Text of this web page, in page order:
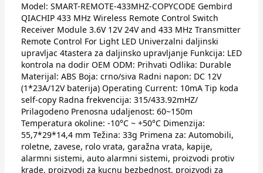
Model: SMART-REMOTE-433MHZ-COPYCODE Gembird
QIACHIP 433 MHz Wireless Remote Control Switch
Receiver Module 3.6V 12V 24V and 433 MHz Transmitter
Remote Control For Light LED Univerzalni daljinski
upravljac 4tastera za daljinsko upravljanje Funkcija: LED
kontrola na dodir OEM ODM: Prihvati Odlika: Durable
Materijal: ABS Boja: crno/siva Radni napon: DC 12V
(1*23A/12V baterija) Operating Current: 10mA Tip koda
self-copy Radna frekvencija: 315/433.92mHZ/
Prilagodeno Prenosna udaljenost: 60~150m
Temperatura okoline: -10°C ~ +50°C Dimenzija:
55,7*29*14,4 mm Težina: 33g Primena za: Automobili,
roletne, zavese, rolo vrata, garažna vrata, kapije,
alarmni sistemi, auto alarmni sistemi, proizvodi protiv
krade, proizvodi za kucnu bezbednost, proizvodi za